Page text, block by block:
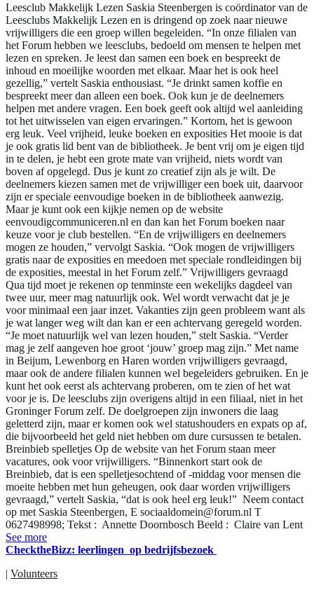
Leesclub Makkelijk Lezen Saskia Steenbergen is coördinator van de
Leesclubs Makkelijk Lezen en is dringend op zoek naar nieuwe
vrijwilligers die een groep willen begeleiden. “In onze filialen van
het Forum hebben we leesclubs, bedoeld om mensen te helpen met
lezen en spreken. Je leest dan samen een boek en bespreekt de
inhoud en moeilijke woorden met elkaar. Maar het is ook heel
gezellig,” vertelt Saskia enthousiast. “Je drinkt samen koffie en
bespreekt meer dan alleen een boek. Ook kun je de deelnemers
helpen met andere vragen. Een boek geeft ook altijd wel aanleiding
tot het uitwisselen van eigen ervaringen.” Kortom, het is gewoon
erg leuk. Veel vrijheid, leuke boeken en exposities Het mooie is dat
je ook gratis lid bent van de bibliotheek. Je bent vrij om je eigen tijd
in te delen, je hebt een grote mate van vrijheid, niets wordt van
boven af opgelegd. Dus je kunt zo creatief zijn als je wilt. De
deelnemers kiezen samen met de vrijwilliger een boek uit, daarvoor
zijn er speciale eenvoudige boeken in de bibliotheek aanwezig.
Maar je kunt ook een kijkje nemen op de website
eenvoudigcommuniceren.nl en dan kan het Forum boeken naar
keuze voor je club bestellen. “En de vrijwilligers en deelnemers
mogen ze houden,” vervolgt Saskia. “Ook mogen de vrijwilligers
gratis naar de exposities en meedoen met speciale rondleidingen bij
de exposities, meestal in het Forum zelf.” Vrijwilligers gevraagd
Qua tijd moet je rekenen op tenminste een wekelijks dagdeel van
twee uur, meer mag natuurlijk ook. Wel wordt verwacht dat je je
voor minimaal een jaar inzet. Vakanties zijn geen probleem want als
je wat langer weg wilt dan kan er een achtervang geregeld worden.
“Je moet natuurlijk wel van lezen houden,” stelt Saskia. “Verder
mag je zelf aangeven hoe groot ‘jouw’ groep mag zijn.” Met name
in Beijum, Lewenborg en Haren worden vrijwilligers gevraagd,
maar ook de andere filialen kunnen wel begeleiders gebruiken. En je
kunt het ook eerst als achtervang proberen, om te zien of het wat
voor je is. De leesclubs zijn overigens altijd in een filiaal, niet in het
Groninger Forum zelf. De doelgroepen zijn inwoners die laag
geletterd zijn, maar er komen ook wel statushouders en expats op af,
die bijvoorbeeld het geld niet hebben om dure cursussen te betalen.
Breinbieb spelletjes Op de website van het Forum staan meer
vacatures, ook voor vrijwilligers. “Binnenkort start ook de
Breinbieb, dat is een spelletjesochtend of -middag voor mensen die
moeite hebben met hun geheugen, ook daar worden vrijwilligers
gevraagd,” vertelt Saskia, “dat is ook heel erg leuk!” Neem contact
op met Saskia Steenbergen, E sociaaldomein@forum.nl T
0627498998; Tekst : Annette Doornbosch Beeld : Claire van Lent
See more
ChecktheBizz: leerlingen op bedrijfsbezoek
| Volunteers